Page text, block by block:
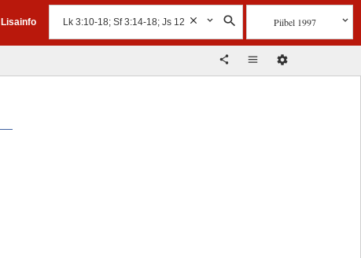
Lisainfo Piibel 1997